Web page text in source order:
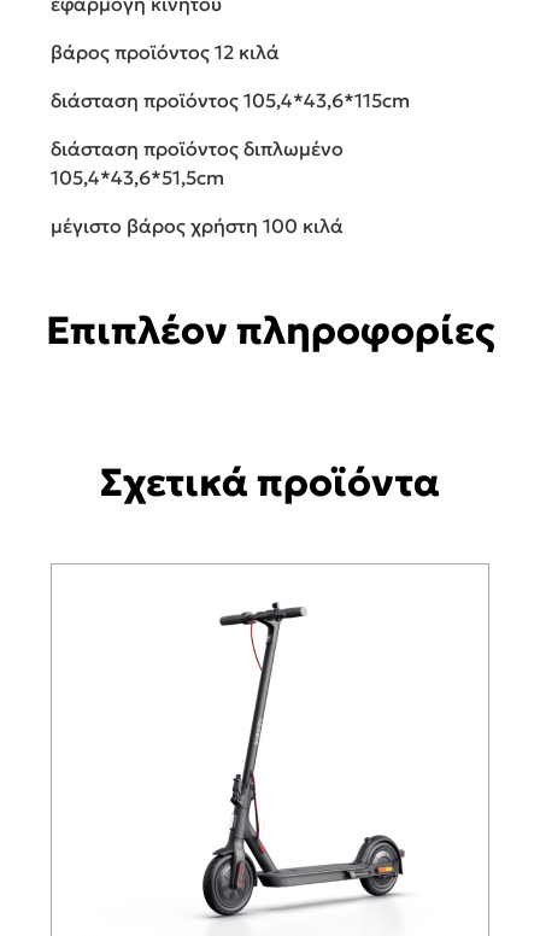
βάρος προϊόντος 12 κιλά
διάσταση προϊόντος 105,4*43,6*115cm
διάσταση προϊόντος διπλωμένο
105,4*43,6*51,5cm
μέγιστο βάρος χρήστη 100 κιλά
Επιπλέον πληροφορίες
Σχετικά προϊόντα